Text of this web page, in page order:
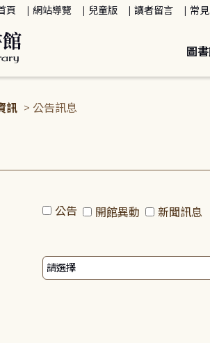
頁 網站導覽 兒童版 讀者留言 常
圖
訊 > 公告訊息
公告 開館異動 新聞訊息